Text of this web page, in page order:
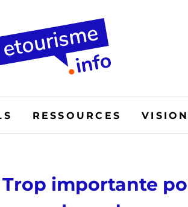
RESSOURCES
Trop importante